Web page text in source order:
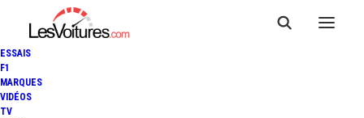
ESSAIS
F1
MARQUES
VIDÉOS
TV